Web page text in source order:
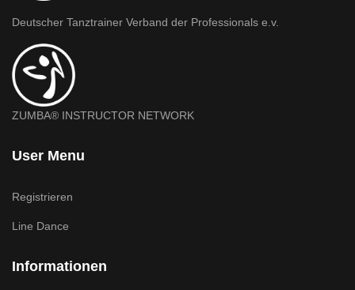
Deutscher Tanztrainer Verband der Professionals e.v.
ZUMBA® INSTRUCTOR NETWORK
User Menu
Registrieren
Line Dance
Informationen